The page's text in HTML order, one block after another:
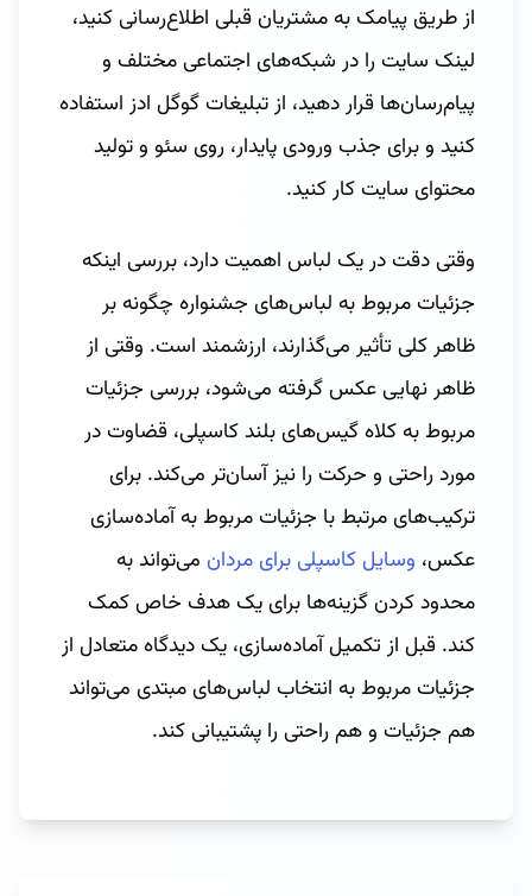
از طریق پیامک به مشتریان قبلی اطلاع‌رسانی کنید،
لینک سایت را در شبکه‌های اجتماعی مختلف و
پیام‌رسان‌ها قرار دهید، از تبلیغات گوگل ادز استفاده
کنید و برای جذب ورودی پایدار، روی سئو و تولید
محتوای سایت کار کنید.
وقتی دقت در یک لباس اهمیت دارد، بررسی اینکه
جزئیات مربوط به لباس‌های جشنواره چگونه بر
ظاهر کلی تأثیر می‌گذارند، ارزشمند است. وقتی از
ظاهر نهایی عکس گرفته می‌شود، بررسی جزئیات
مربوط به کلاه گیس‌های بلند کاسپلی، قضاوت در
مورد راحتی و حرکت را نیز آسان‌تر می‌کند. برای
ترکیب‌های مرتبط با جزئیات مربوط به آماده‌سازی
عکس، وسایل کاسپلی برای مردان می‌تواند به
محدود کردن گزینه‌ها برای یک هدف خاص کمک
کند. قبل از تکمیل آماده‌سازی، یک دیدگاه متعادل از
جزئیات مربوط به انتخاب لباس‌های مبتدی می‌تواند
هم جزئیات و هم راحتی را پشتیبانی کند.